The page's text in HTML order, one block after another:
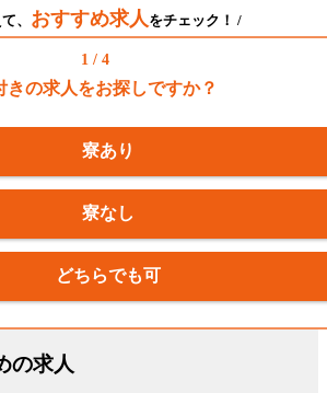
、 おすすめ求人をチェック！ /
1 / 4
きの求人をお探しですか？
寮あり
寮なし
どちらでも可
の求人